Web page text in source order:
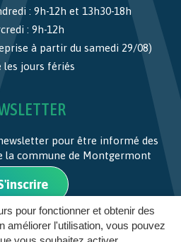
pour fonctionner et obtenir des
améliorer l'utilisation, vous pouvez
: 9h-12h et 13h30-18h
: 9h-12h
à partir du samedi 29/08)
les jours fériés
pour être informé des
la commune de Montgermont
LÉGALES